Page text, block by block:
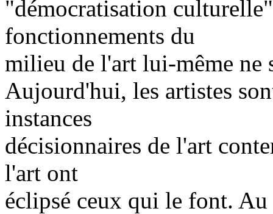
"démocratisation
fonctionnements du
milieu de l'art lui-même ne
Aujourd'hui, les artistes
instances
décisionnaires de l'art
l'art ont
éclipsé ceux qui le font. Au